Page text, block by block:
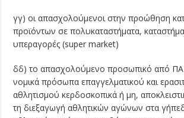
γγ) οι απασχολούμενοι στην προώθηση
προϊόντων σε πολυκαταστήματα,
υπεραγορές (super market)
δδ) το απασχολούμενο προσωπικό από
νομικά πρόσωπα επαγγελματικού και
αθλητισμού κερδοσκοπικά ή μη,
τη διεξαγωγή αθλητικών αγώνων στα